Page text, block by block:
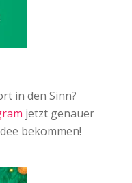
in den Sinn?⁠
jetzt genauer
bekommen!